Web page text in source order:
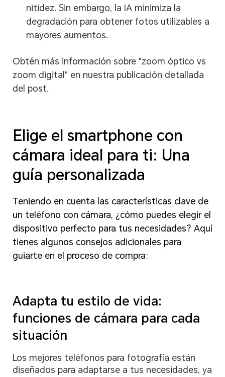
nitidez. Sin embargo, la IA minimiza la
degradación para obtener fotos utilizables a
mayores aumentos.
Obtén más información sobre "zoom óptico vs
zoom digital" en nuestra publicación detallada
del post.
Elige el smartphone con
cámara ideal para ti: Una
guía personalizada
Teniendo en cuenta las características clave de
un teléfono con cámara, ¿cómo puedes elegir el
dispositivo perfecto para tus necesidades? Aquí
tienes algunos consejos adicionales para
guiarte en el proceso de compra:
Adapta tu estilo de vida:
funciones de cámara para cada
situación
Los mejores teléfonos para fotografía están
diseñados para adaptarse a tus necesidades, ya